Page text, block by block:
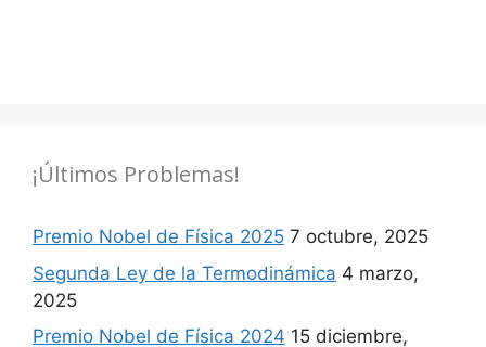
¡Últimos Problemas!
Premio Nobel de Física 2025 7 octubre, 2025
Segunda Ley de la Termodinámica 4 marzo,
2025
Premio Nobel de Física 2024 15 diciembre,